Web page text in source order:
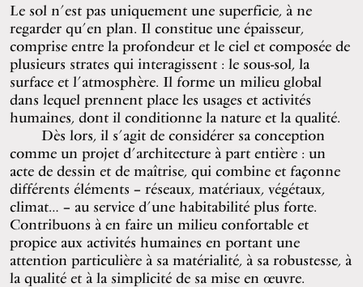
Le sol n’est pas uniquement une superficie, à ne
regarder qu’en plan. Il constitue une épaisseur,
comprise entre la profondeur et le ciel et composée de
plusieurs strates qui interagissent : le sous-sol, la
surface et l’atmosphère. Il forme un milieu global
dans lequel prennent place les usages et activités
humaines, dont il conditionne la nature et la qualité.
Dès lors, il s’agit de considérer sa conception
comme un projet d’architecture à part entière : un
acte de dessin et de maîtrise, qui combine et façonne
différents éléments – réseaux, matériaux, végétaux,
climat… – au service d’une habitabilité plus forte.
Contribuons à en faire un milieu confortable et
propice aux activités humaines en portant une
attention particulière à sa matérialité, à sa robustesse, à
la qualité et à la simplicité de sa mise en œuvre.